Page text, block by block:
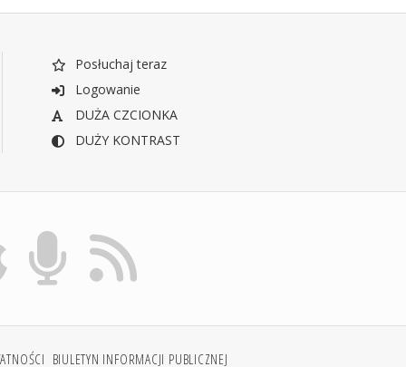
Posłuchaj teraz
Logowanie
DUŻA CZCIONKA
DUŻY KONTRAST
BIULETYN INFORMACJI PUBLICZNEJ